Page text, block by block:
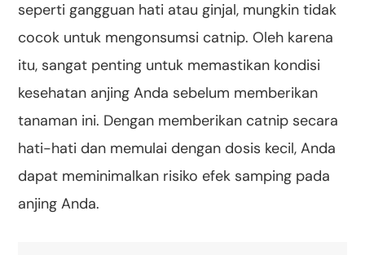
seperti gangguan hati atau ginjal, mungkin tidak
cocok untuk mengonsumsi catnip. Oleh karena
itu, sangat penting untuk memastikan kondisi
kesehatan anjing Anda sebelum memberikan
tanaman ini. Dengan memberikan catnip secara
hati-hati dan memulai dengan dosis kecil, Anda
dapat meminimalkan risiko efek samping pada
anjing Anda.